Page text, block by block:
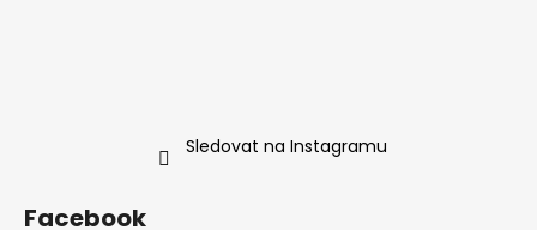
Sledovat na Instagramu
Facebook